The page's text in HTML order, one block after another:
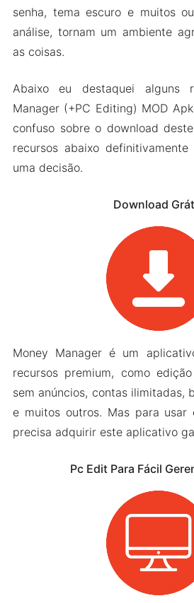
senha, tema escuro e muitos
análise, tornam um ambiente
as coisas.
Abaixo eu destaquei alguns
Manager (+PC Editing) MOD
confuso sobre o download
recursos abaixo
uma decisão.
Download
Money Manager é um
recursos premium, como
sem anúncios, contas ilimitadas,
e muitos outros. Mas para usar
precisa adquirir este aplicativo
Pc Edit Para Fácil